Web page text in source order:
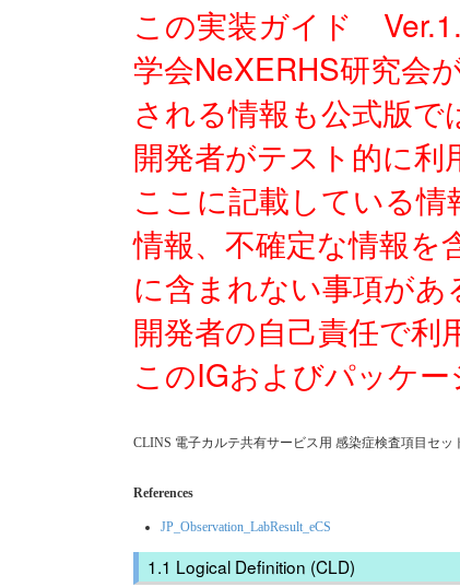
この実装ガイド
学会NeXERHS研究会
される情報も公式版で
開発者がテスト的に利
ここに記載している
情報、不確定な情報を
に含まれない事項があ
開発者の自己責任で利
このIGおよびパッケー
CLINS 電子カルテ共有サービス用 感染症検査項目セ
References
JP_Observation_LabResult_eCS
Logical Definition (CLD)